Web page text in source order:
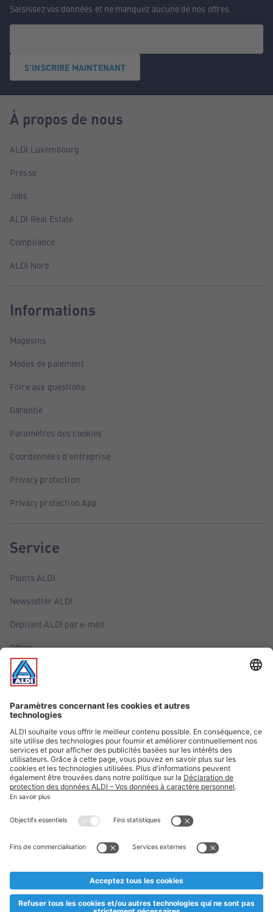
Saisissez vos données et ne manquez aucune de nos offres.
S'INSCRIRE MAINTENANT
À propos de nous
ALDI Luxembourg
Presse
Jobs
ALDI Real Estate
Compliance
ALDI Nord
Informations
Magasins
Modes de paiement
Foire aux questions
Garantie
Paramètres des cookies
Coordonnées d'entreprise
Privacy protection
Privacy protection App
Service
Points ALDI
Newsletter ALDI
Dépliant ALDI par e-mail
Offres
Infos essentielles
Suivez ALDI Luxembourg
Textes marqués d'un astérisque et mentions légales
esoulaang bis de Stock eidel ass. Mir soen Iech Merci fir Äert
Planifikatioun ausverkaaft sollte sinn. De VALORLUX-Präis an
** Op dësem Site huet d'Benotze vun der männlecher Form eng
besser Liesbarkeet am Sënn an huet keng diskriminéierend